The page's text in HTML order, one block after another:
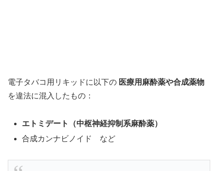
電子タバコ用リキッドに以下の 医療用麻酔薬や合成薬物
を違法に混入したもの：
エトミデート（中枢神経抑制系麻酔薬）
合成カンナビノイド など